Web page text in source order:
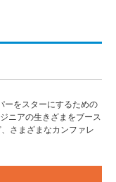
ーをスターにするための
ニアの生きざまをブース
さまざまなカンファレ